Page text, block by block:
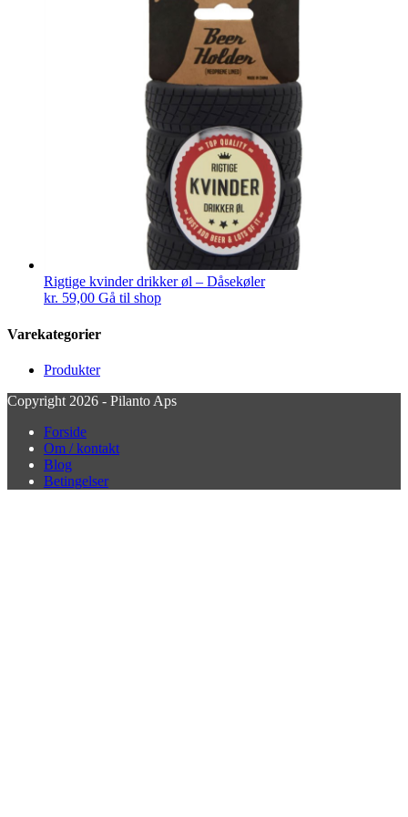
Rigtige kvinder drikker øl – Dåsekøler
kr. 59,00 Gå til shop
Varekategorier
Produkter
Copyright 2026 - Pilanto Aps
Forside
Om / kontakt
Blog
Betingelser